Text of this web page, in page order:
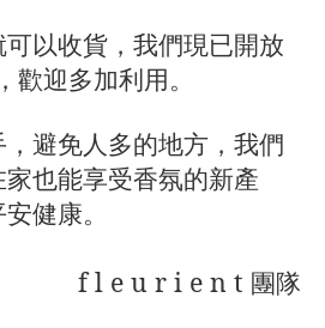
以收貨，我們現已開放
，歡迎多加利用。
避免人多的地方，我們
也能享受香氛的新產
健康。
f l e u r i e n t 團隊